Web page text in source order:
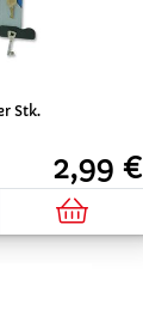
Stk.
2,99 €